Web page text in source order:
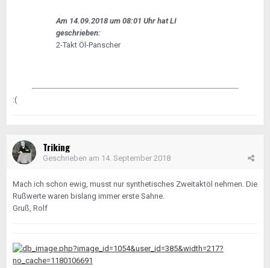
Am 14.09.2018 um 08:01 Uhr hat LI
geschrieben:
2-Takt Öl-Panscher
:(
Triking
Geschrieben am 14. September 2018
Mach ich schon ewig, musst nur synthetisches Zweitaktöl nehmen. Die
Rußwerte waren bislang immer erste Sahne.
Gruß, Rolf